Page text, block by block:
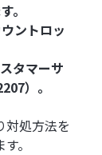
。
ントロッ
タマーサ
）。
対処方法を
。